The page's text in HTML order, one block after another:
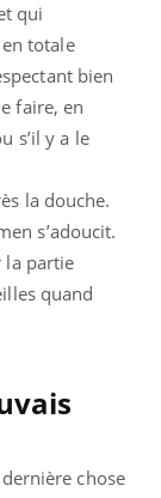
qui
totale
bien
faire, en
s’il y a le
la douche.
s’adoucit.
la partie
quand
chose